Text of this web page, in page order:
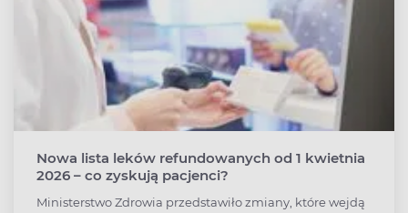
Nowa lista leków refundowanych od 1 kwietnia
2026 – co zyskują pacjenci?
Ministerstwo Zdrowia przedstawiło zmiany, które wejdą